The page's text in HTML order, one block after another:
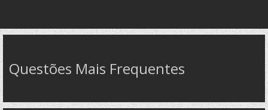
Questões Mais Frequentes